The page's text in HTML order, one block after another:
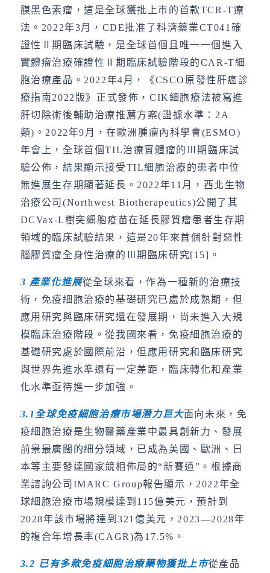
膜黑色素瘤，這是全球獲批上市的首款TCR-T療
法。2022年3月，CDE批准了科濟藥業CT041確
證性Ⅱ期臨床試驗，是全球首個且唯一一個進入
實體瘤治療確證性Ⅱ期臨床試驗階段的CAR-T細
胞治療產品。2022年4月，《CSCO原發性肝癌診
療指南2022版》正式發佈，CIK細胞療法被寫進
肝切除術後輔助治療推薦方案(證據水準：2A
類)。2022年9月，在歐洲腫瘤內科學會(ESMO)
年會上，全球首個TIL治療實體瘤的Ⅲ期臨床試
驗公佈，結果顯示接受TIL細胞治療的患者中位
無進展生存期顯著延長。2022年11月，西北生物
治療公司(Northwest Biotherapeutics)公開了其
DCVax-L樹突細胞疫苗在延長膠質瘤患者生存期
領域的臨床試驗結果，這是20年來首個針對惡性
腦膠質瘤全身性治療的Ⅲ期臨床研究[15]。
3 產業化進展從全球來看，作為一種新的治療技
術，免疫細胞治療的基礎研究已處於成熟期，但
應用研究與臨床研究還在發展期，尚未進入大規
模臨床治療階段。從我國來看，免疫細胞治療的
基礎研究處於國際前沿，但應用研究和臨床研究
與世界先進水準還有一定差距，臨床轉化和產業
化水準亟待進一步加強。
3.1 全球免疫細胞治療市場潛力巨大面向未來，免
疫細胞治療是生物醫藥產業中最具創新力、發展
前景最廣闊的細分領域，已成為美國、歐洲、日
本等主要發達國家競相佈局的“新賽道”。根據商
業諮詢公司IMARC Group報告顯示，2022年全
球細胞治療市場規模達到115億美元，預計到
2028年該市場將達到321億美元，2023—2028年
的複合年增長率(CAGR)為17.5%。
3.2 已有多款免疫細胞治療藥物獲批上市從產品